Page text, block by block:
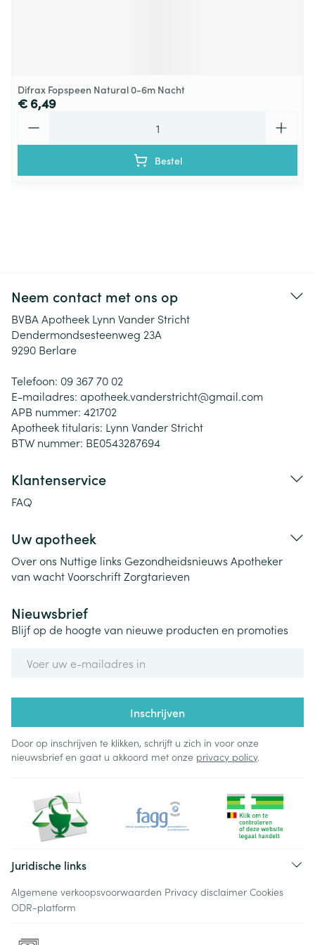
Difrax Fopspeen Natural 0-6m Nacht
€ 6,49
Bestel
Neem contact met ons op
BVBA Apotheek Lynn Vander Stricht
Dendermondsesteenweg 23A
9290 Berlare
Telefoon: 09 367 70 02
E-mailadres: apotheek.vanderstricht@gmail.com
APB nummer: 421702
Apotheek titularis: Lynn Vander Stricht
BTW nummer: BE0543287694
Klantenservice
FAQ
Uw apotheek
Over ons Nuttige links Gezondheidsnieuws Apotheker
van wachtVoorschriftZorgtarieven
Nieuwsbrief
Blijf op de hoogte van nieuwe producten en promoties
Inschrijven
Door op inschrijven te klikken, schrijft u zich in voor onze
nieuwsbrief en gaat u akkoord met onze privacy policy.
Juridische links
Algemene verkoopsvoorwaarden Privacy disclaimer Cookies
ODR-platform